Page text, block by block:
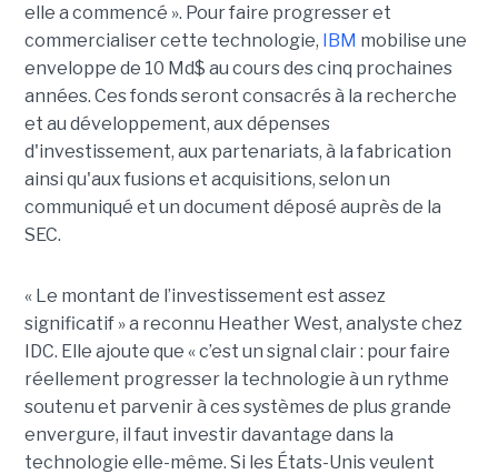
elle a commencé ». Pour faire progresser et
commercialiser cette technologie, IBM mobilise une
enveloppe de 10 Md$ au cours des cinq prochaines
années. Ces fonds seront consacrés à la recherche
et au développement, aux dépenses
d'investissement, aux partenariats, à la fabrication
ainsi qu'aux fusions et acquisitions, selon un
communiqué et un document déposé auprès de la
SEC.
« Le montant de l’investissement est assez
significatif » a reconnu Heather West, analyste chez
IDC. Elle ajoute que « c’est un signal clair : pour faire
réellement progresser la technologie à un rythme
soutenu et parvenir à ces systèmes de plus grande
envergure, il faut investir davantage dans la
technologie elle-même. Si les États-Unis veulent